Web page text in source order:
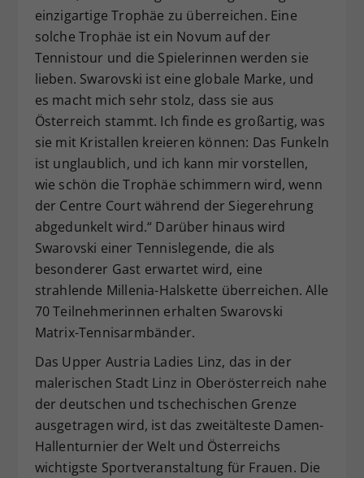
einzigartige Trophäe zu überreichen. Eine
solche Trophäe ist ein Novum auf der
Tennistour und die Spielerinnen werden sie
lieben. Swarovski ist eine globale Marke, und
es macht mich sehr stolz, dass sie aus
Österreich stammt. Ich finde es großartig, was
sie mit Kristallen kreieren können: Das Funkeln
ist unglaublich, und ich kann mir vorstellen,
wie schön die Trophäe schimmern wird, wenn
der Centre Court während der Siegerehrung
abgedunkelt wird.“ Darüber hinaus wird
Swarovski einer Tennislegende, die als
besonderer Gast erwartet wird, eine
strahlende Millenia-Halskette überreichen. Alle
70 Teilnehmerinnen erhalten Swarovski
Matrix-Tennisarmbänder.
Das Upper Austria Ladies Linz, das in der
malerischen Stadt Linz in Oberösterreich nahe
der deutschen und tschechischen Grenze
ausgetragen wird, ist das zweitälteste Damen-
Hallenturnier der Welt und Österreichs
wichtigste Sportveranstaltung für Frauen. Die